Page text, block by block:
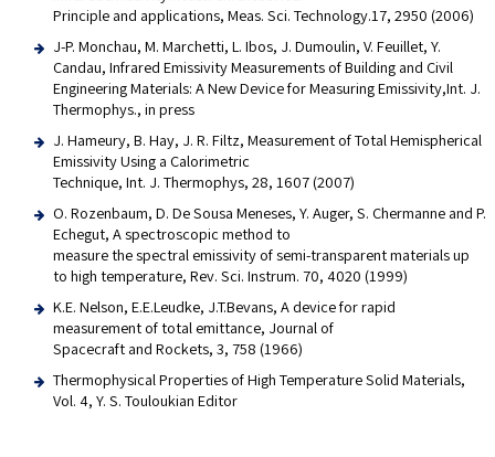
Principle and applications, Meas. Sci. Technology.17, 2950 (2006)
J-P. Monchau, M. Marchetti, L. Ibos, J. Dumoulin, V. Feuillet, Y.
Candau, Infrared Emissivity Measurements of Building and Civil
Engineering Materials: A New Device for Measuring Emissivity,Int. J.
Thermophys., in press
J. Hameury, B. Hay, J. R. Filtz, Measurement of Total Hemispherical
Emissivity Using a Calorimetric
Technique, Int. J. Thermophys, 28, 1607 (2007)
O. Rozenbaum, D. De Sousa Meneses, Y. Auger, S. Chermanne and P.
Echegut, A spectroscopic method to
measure the spectral emissivity of semi-transparent materials up
to high temperature, Rev. Sci. Instrum. 70, 4020 (1999)
K.E. Nelson, E.E.Leudke, J.T.Bevans, A device for rapid
measurement of total emittance, Journal of
Spacecraft and Rockets, 3, 758 (1966)
Thermophysical Properties of High Temperature Solid Materials,
Vol. 4, Y. S. Touloukian Editor